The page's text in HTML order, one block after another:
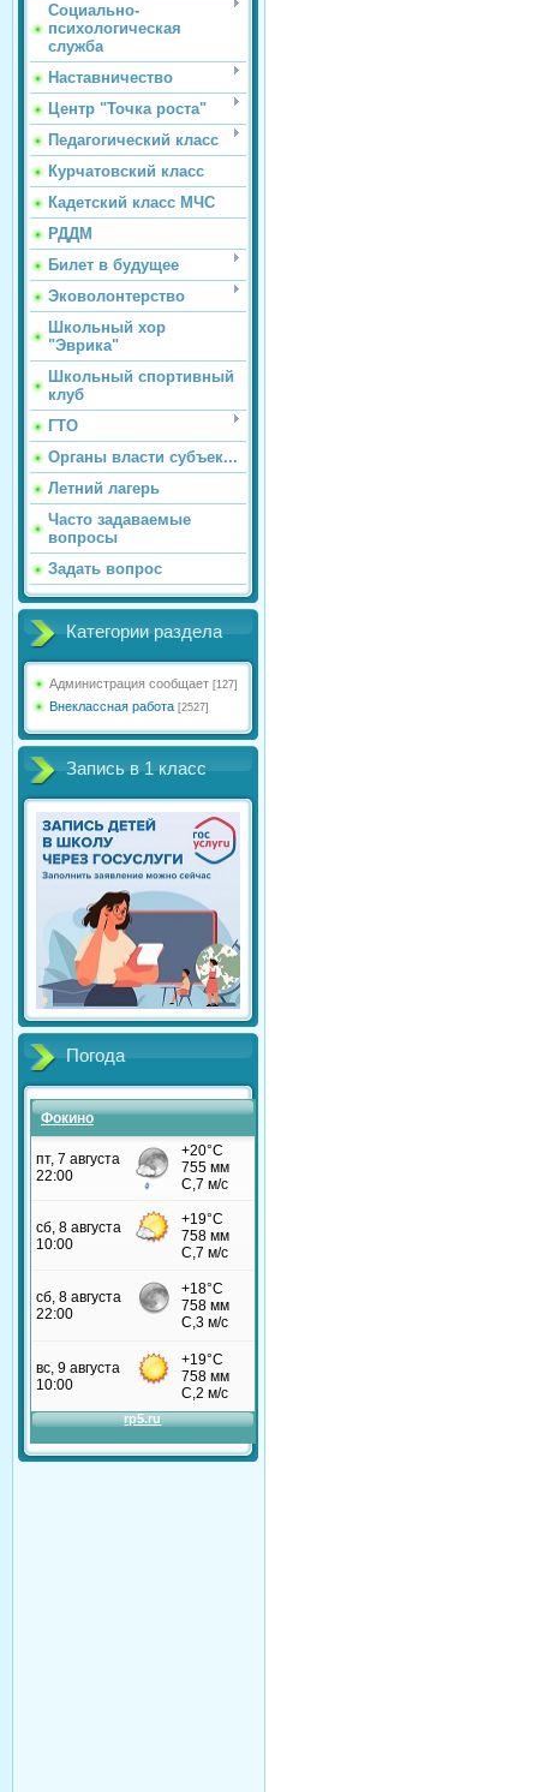
Социально-
психологическая
служба
Наставничество
Центр "Точка роста"
Педагогический класс
Курчатовский класс
Кадетский класс МЧС
РДДМ
Билет в будущее
Эковолонтерство
Школьный хор
"Эврика"
Школьный спортивный
клуб
ГТО
Органы власти субъек...
Летний лагерь
Часто задаваемые
вопросы
Задать вопрос
Категории раздела
Администрация сообщает [127]
Внеклассная работа [2527]
Запись в 1 класс
Погода
Фокино